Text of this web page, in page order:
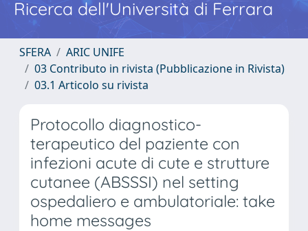
Ricerca dell'Università di Ferrara
SFERA
ARIC UNIFE
03 Contributo in rivista (Pubblicazione in Rivista)
03.1 Articolo su rivista
Protocollo diagnostico-
terapeutico del paziente con
infezioni acute di cute e strutture
cutanee (ABSSSI) nel setting
ospedaliero e ambulatoriale: take
home messages